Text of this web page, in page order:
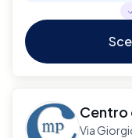
Centro
Via